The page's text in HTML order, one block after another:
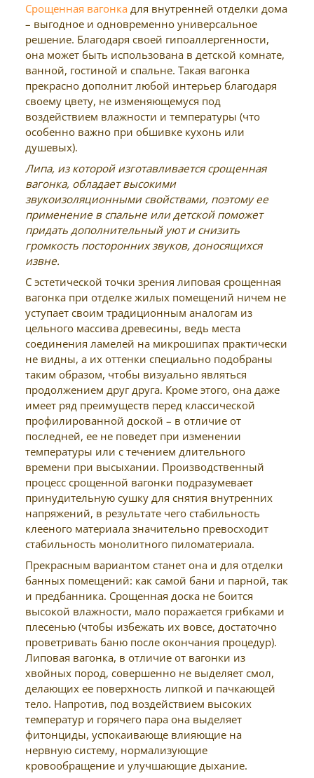
Срощенная вагонка для внутренней отделки дома
– выгодное и одновременно универсальное
решение. Благодаря своей гипоаллергенности,
она может быть использована в детской комнате,
ванной, гостиной и спальне. Такая вагонка
прекрасно дополнит любой интерьер благодаря
своему цвету, не изменяющемуся под
воздействием влажности и температуры (что
особенно важно при обшивке кухонь или
душевых).
Липа, из которой изготавливается срощенная
вагонка, обладает высокими
звукоизоляционными свойствами, поэтому ее
применение в спальне или детской поможет
придать дополнительный уют и снизить
громкость посторонних звуков, доносящихся
извне.
С эстетической точки зрения липовая срощенная
вагонка при отделке жилых помещений ничем не
уступает своим традиционным аналогам из
цельного массива древесины, ведь места
соединения ламелей на микрошипах практически
не видны, а их оттенки специально подобраны
таким образом, чтобы визуально являться
продолжением друг друга. Кроме этого, она даже
имеет ряд преимуществ перед классической
профилированной доской – в отличие от
последней, ее не поведет при изменении
температуры или с течением длительного
времени при высыхании. Производственный
процесс срощенной вагонки подразумевает
принудительную сушку для снятия внутренних
напряжений, в результате чего стабильность
клееного материала значительно превосходит
стабильность монолитного пиломатериала.
Прекрасным вариантом станет она и для отделки
банных помещений: как самой бани и парной, так
и предбанника. Срощенная доска не боится
высокой влажности, мало поражается грибками и
плесенью (чтобы избежать их вовсе, достаточно
проветривать баню после окончания процедур).
Липовая вагонка, в отличие от вагонки из
хвойных пород, совершенно не выделяет смол,
делающих ее поверхность липкой и пачкающей
тело. Напротив, под воздействием высоких
температур и горячего пара она выделяет
фитонциды, успокаивающе влияющие на
нервную систему, нормализующие
кровообращение и улучшающие дыхание.